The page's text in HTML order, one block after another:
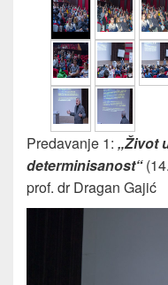
Predavanje 1: „Život
determinisanost“
prof. dr Dragan Gajić